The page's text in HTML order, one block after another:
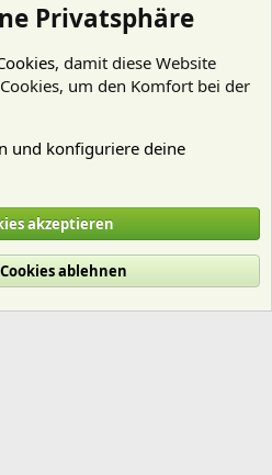
Hilfe und Impressum
Privatsphäre
, damit diese Website
um den Komfort bei der
und konfiguriere deine
akzeptieren
ablehnen